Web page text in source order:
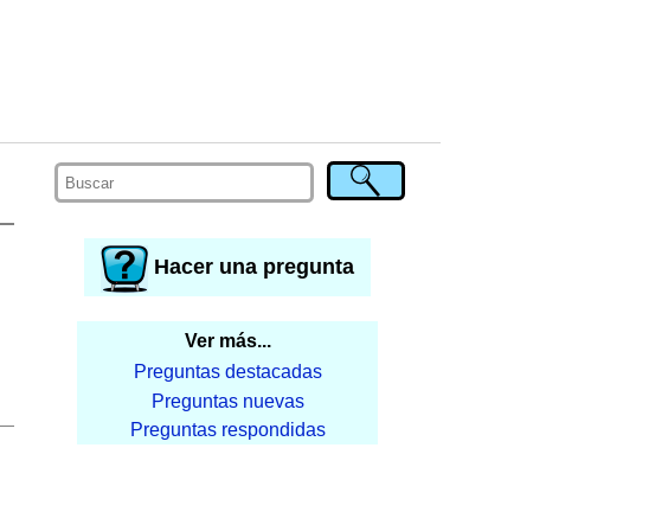
Hacer una pregunta
Ver más...
Preguntas destacadas
Preguntas nuevas
Preguntas respondidas